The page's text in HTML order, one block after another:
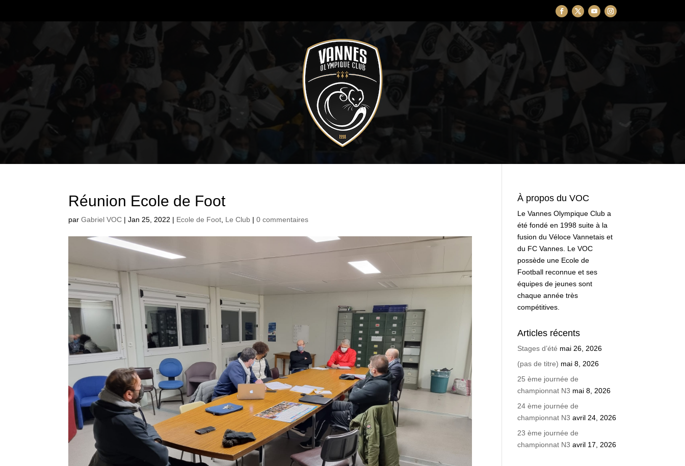
Réunion Ecole de Foot
parGabriel VOC |Jan 25, 2022 | Ecole de Foot, Le Club |0 commentaires
À propos du VOC
Le Vannes Olympique Club a
été fondé en 1998 suite à la
fusion du Véloce Vannetais et
du FC Vannes. Le VOC
possède une Ecole de
Football reconnue et ses
équipes de jeunes sont
chaque année très
compétitives.
Articles récents
Stages d’été mai 26, 2026
(pas de titre) mai 8, 2026
25 ème journée de
championnat N3 mai 8, 2026
24 ème journée de
championnat N3 avril 24, 2026
23 ème journée de
championnat N3 avril 17, 2026